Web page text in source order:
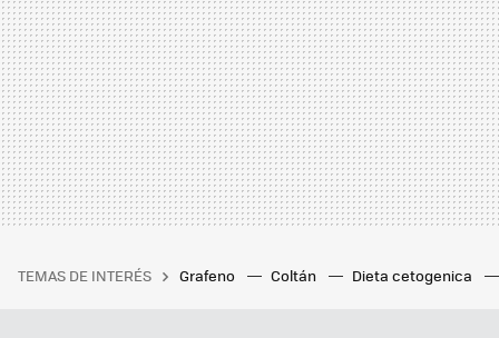
TEMAS DE INTERÉS Grafeno Coltán Dieta cetogenica